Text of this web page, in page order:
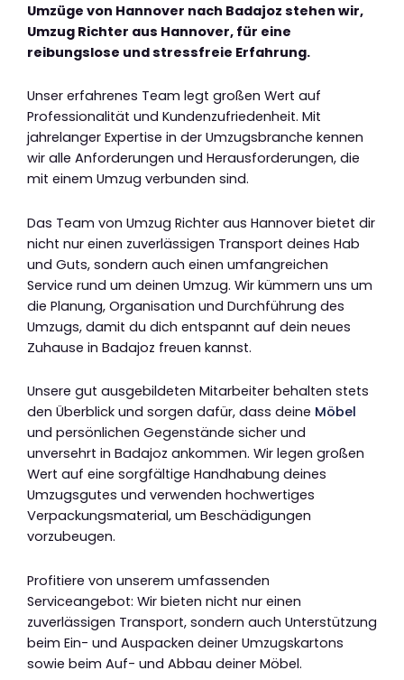
Umzüge von Hannover nach Badajoz stehen wir,
Umzug Richter aus Hannover, für eine
reibungslose und stressfreie Erfahrung.
Unser erfahrenes Team legt großen Wert auf
Professionalität und Kundenzufriedenheit. Mit
jahrelanger Expertise in der Umzugsbranche kennen
wir alle Anforderungen und Herausforderungen, die
mit einem Umzug verbunden sind.
Das Team von Umzug Richter aus Hannover bietet dir
nicht nur einen zuverlässigen Transport deines Hab
und Guts, sondern auch einen umfangreichen
Service rund um deinen Umzug. Wir kümmern uns um
die Planung, Organisation und Durchführung des
Umzugs, damit du dich entspannt auf dein neues
Zuhause in Badajoz freuen kannst.
Unsere gut ausgebildeten Mitarbeiter behalten stets
den Überblick und sorgen dafür, dass deine Möbel
und persönlichen Gegenstände sicher und
unversehrt in Badajoz ankommen. Wir legen großen
Wert auf eine sorgfältige Handhabung deines
Umzugsgutes und verwenden hochwertiges
Verpackungsmaterial, um Beschädigungen
vorzubeugen.
Profitiere von unserem umfassenden
Serviceangebot: Wir bieten nicht nur einen
zuverlässigen Transport, sondern auch Unterstützung
beim Ein- und Auspacken deiner Umzugskartons
sowie beim Auf- und Abbau deiner Möbel.